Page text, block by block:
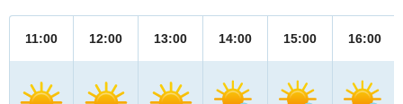
11:00 12:00 13:00 14:00 15:00 16:00